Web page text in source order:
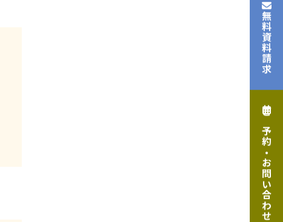
無料資料請求
ご予約・お問い合わせ